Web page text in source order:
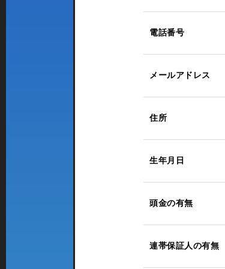
電話番号
メールアドレス
住所
生年月日
頭金の有無
連帯保証人の有無